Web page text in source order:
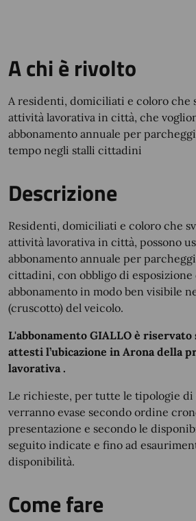
A chi è rivolto
A residenti, domiciliati e coloro che
attività lavorativa in città, che
abbonamento annuale per
tempo negli stalli cittadini
Descrizione
Residenti, domiciliati e coloro che
attività lavorativa in città, possono
abbonamento annuale per
cittadini, con obbligo di esposizione
abbonamento in modo ben visibile
(cruscotto) del veicolo.
L'abbonamento GIALLO è riservato
attesti l’ubicazione in Arona della
lavorativa .
Le richieste, per tutte le tipologie di
verranno evase secondo ordine
presentazione e secondo le
seguito indicate e fino ad
disponibilità.
Come fare